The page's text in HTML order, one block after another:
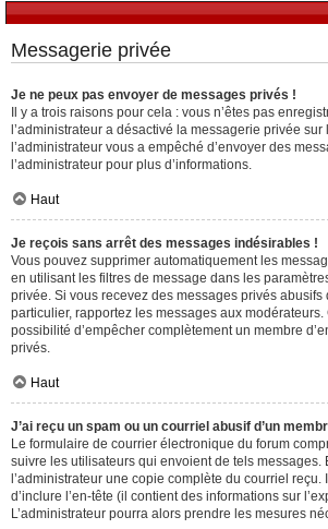
Messagerie privée
Je ne peux pas envoyer de messages privés !
Il y a trois raisons pour cela : vous n’êtes pas
l’administrateur a désactivé la messagerie privée sur
l’administrateur vous a empêché d’envoyer des
l’administrateur pour plus d’informations.
Haut
Je reçois sans arrêt des messages indésirables !
Vous pouvez supprimer automatiquement les
en utilisant les filtres de message dans les
privée. Si vous recevez des messages privés abusifs
particulier, rapportez les messages aux modérateurs.
possibilité d’empêcher complètement un membre
privés.
Haut
J’ai reçu un spam ou un courriel abusif d’un
Le formulaire de courrier électronique du forum
suivre les utilisateurs qui envoient de tels messages.
l’administrateur une copie complète du courriel reçu.
d’inclure l’en-tête (il contient des informations sur
L’administrateur pourra alors prendre les mesures